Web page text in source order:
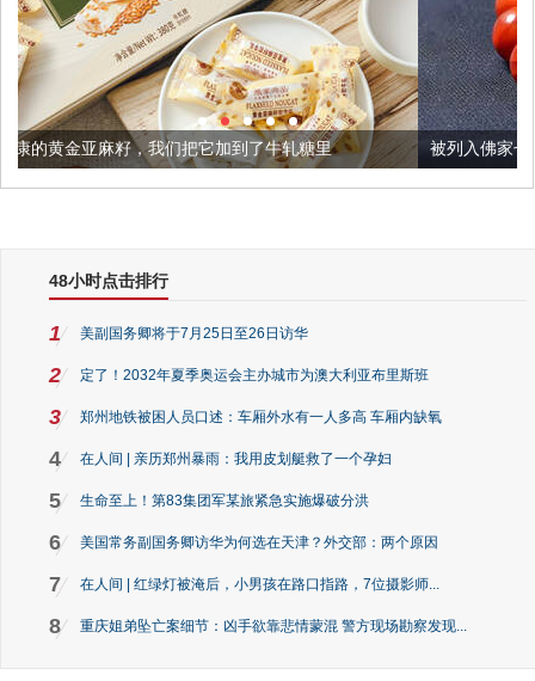
把它加到了牛轧糖里 被列入佛家七宝的它到底有多美？
48小时点击排行
1 美副国务卿将于7月25日至26日访华
2 定了！2032年夏季奥运会主办城市为澳大利亚布里斯班
3 郑州地铁被困人员口述：车厢外水有一人多高 车厢内缺氧
4 在人间 | 亲历郑州暴雨：我用皮划艇救了一个孕妇
5 生命至上！第83集团军某旅紧急实施爆破分洪
6 美国常务副国务卿访华为何选在天津？外交部：两个原因
7 在人间 | 红绿灯被淹后，小男孩在路口指路，7位摄影师...
8 重庆姐弟坠亡案细节：凶手欲靠悲情蒙混 警方现场勘察发现...